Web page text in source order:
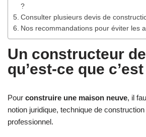
?
Consulter plusieurs devis de
Nos recommandations pour éviter les
Un constructeur
qu’est-ce que
Pour construire une maison neuve, il
notion juridique, technique de
professionnel.